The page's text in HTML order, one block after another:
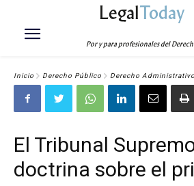
LegalToday
Por y para profesionales del
Inicio Derecho Público Derecho Administrativo
El Tribunal
doctrina sobre el